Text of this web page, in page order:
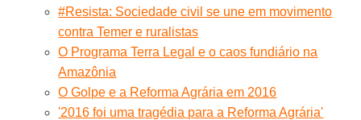
#Resista: Sociedade civil se une em movimento
contra Temer e ruralistas
O Programa Terra Legal e o caos fundiário na
Amazônia
O Golpe e a Reforma Agrária em 2016
'2016 foi uma tragédia para a Reforma Agrária'